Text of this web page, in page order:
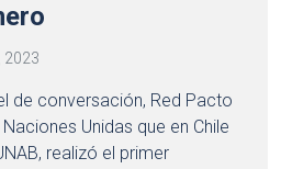
2023
de conversación, Red Pacto
Unidas que en Chile
realizó el primer